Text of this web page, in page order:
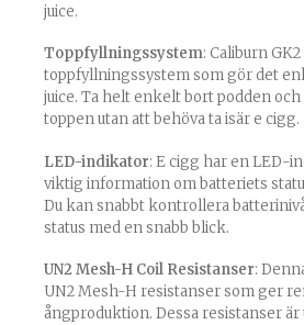
juice.
Toppfyllningssystem: Caliburn
toppfyllningssystem som gör det
juice. Ta helt enkelt bort podden
toppen utan att behöva ta isär e cigg.
LED-indikator: E cigg har en LED-
viktig information om batteriets
Du kan snabbt kontrollera
status med en snabb blick.
UN2 Mesh-H Coil Resistanser:
UN2 Mesh-H resistanser som ger
ångproduktion. Dessa resistanser